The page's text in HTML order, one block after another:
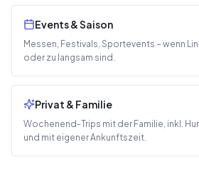
Events & Saison
Messen, Festivals, Sportevents – wenn
oder zu langsam sind.
Privat & Familie
Wochenend-Trips mit der Familie, inkl.
und mit eigener Ankunftszeit.